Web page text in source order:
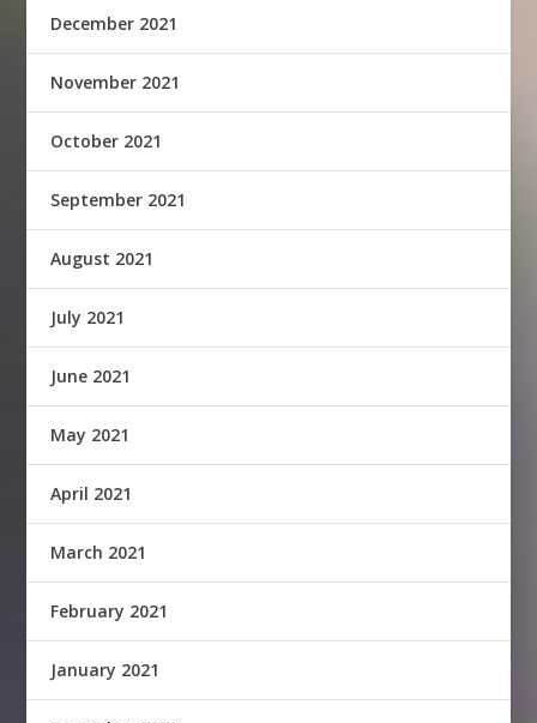
December 2021
November 2021
October 2021
September 2021
August 2021
July 2021
June 2021
May 2021
April 2021
March 2021
February 2021
January 2021